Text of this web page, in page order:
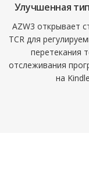
Улучшенная
AZW3 открывает
TCR для
перетекания
отслеживания
на